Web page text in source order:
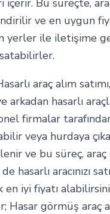
ve en uygun
yerler ile iletişime
araç alım
arkadan hasarlı
firmalar
veya hurdaya
ve bu süreç,
hasarlı aracınızı
en iyi fiyatı
Hasar görmüş araç